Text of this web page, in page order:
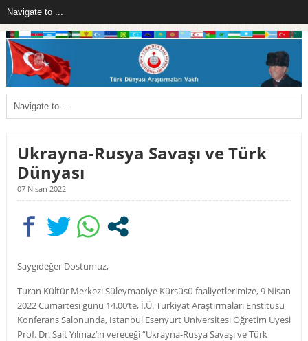
Ukrayna-Rusya Savaşı ve Türk
Dünyası
07 Nisan 2022
Saygıdeğer Dostumuz,
Turan Kültür Merkezi Süleymaniye Kürsüsü faaliyetlerimize, 9 Nisan
2022 Cumartesi günü 14.00’te, İ.Ü. Türkiyat Araştırmaları Enstitüsü
Konferans Salonunda, İstanbul Esenyurt Üniversitesi Öğretim Üyesi
Prof. Dr. Sait Yılmaz’ın vereceği “Ukrayna-Rusya Savaşı ve Türk